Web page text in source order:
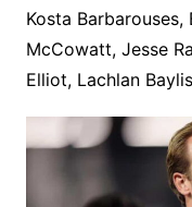
Kosta Barbarouses,
McCowatt, Jesse
Elliot, Lachlan